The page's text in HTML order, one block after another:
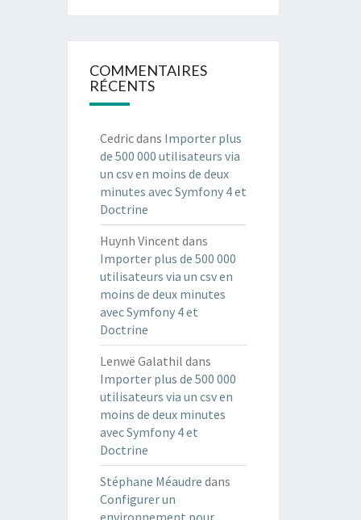
COMMENTAIRES
RÉCENTS
Cedricdans Importer plus
de 500 000 utilisateurs via
un csv en moins de deux
minutes avec Symfony 4 et
Doctrine
Huynh Vincent dans
Importer plus de 500 000
utilisateurs via un csv en
moins de deux minutes
avec Symfony 4 et
Doctrine
Lenwë Galathil dans
Importer plus de 500 000
utilisateurs via un csv en
moins de deux minutes
avec Symfony 4 et
Doctrine
Stéphane Méaudre dans
Configurer un
environnement pour